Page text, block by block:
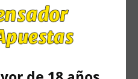
Y por último, en
en directo, unos
el segundo cuarto,